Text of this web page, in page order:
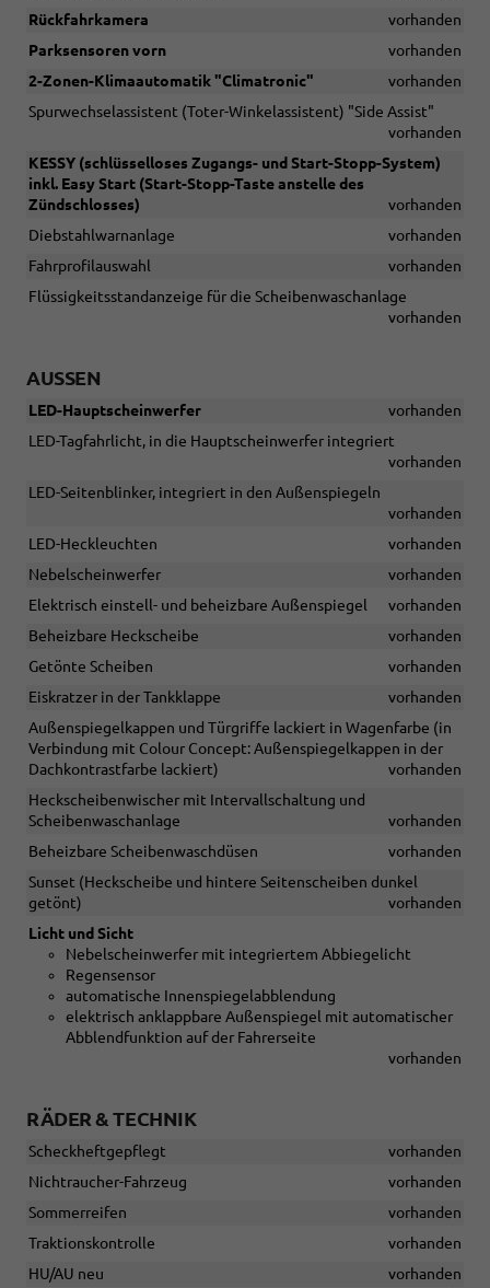
Rückfahrkamera
vorhanden
Parksensoren vorn
vorhanden
2-Zonen-Klimaautomatik "Climatronic"
vorhanden
Spurwechselassistent (Toter-Winkelassistent) "Side Assist"
vorhanden
KESSY (schlüsselloses Zugangs- und Start-Stopp-System)
inkl. Easy Start (Start-Stopp-Taste anstelle des
Zündschlosses)
vorhanden
Diebstahlwarnanlage
vorhanden
Fahrprofilauswahl
vorhanden
Flüssigkeitsstandanzeige für die Scheibenwaschanlage
vorhanden
AUSSEN
LED-Hauptscheinwerfer
vorhanden
LED-Tagfahrlicht, in die Hauptscheinwerfer integriert
vorhanden
LED-Seitenblinker, integriert in den Außenspiegeln
vorhanden
LED-Heckleuchten
vorhanden
Nebelscheinwerfer
vorhanden
Elektrisch einstell- und beheizbare Außenspiegel
vorhanden
Beheizbare Heckscheibe
vorhanden
Getönte Scheiben
vorhanden
Eiskratzer in der Tankklappe
vorhanden
Außenspiegelkappen und Türgriffe lackiert in Wagenfarbe (in
Verbindung mit Colour Concept: Außenspiegelkappen in der
Dachkontrastfarbe lackiert)
vorhanden
Heckscheibenwischer mit Intervallschaltung und
Scheibenwaschanlage
vorhanden
Beheizbare Scheibenwaschdüsen
vorhanden
Sunset (Heckscheibe und hintere Seitenscheiben dunkel
getönt)
vorhanden
Licht und Sicht
Nebelscheinwerfer mit integriertem Abbiegelicht
Regensensor
automatische Innenspiegelabblendung
elektrisch anklappbare Außenspiegel mit automatischer
Abblendfunktion auf der Fahrerseite
vorhanden
RÄDER & TECHNIK
Scheckheftgepflegt
vorhanden
Nichtraucher-Fahrzeug
vorhanden
Sommerreifen
vorhanden
Traktionskontrolle
vorhanden
HU/AU neu
vorhanden